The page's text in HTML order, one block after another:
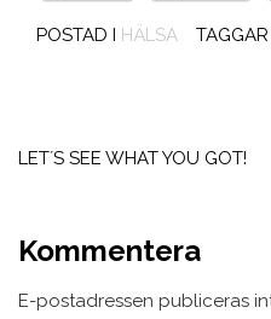
POSTAD I HÄLSA TAGGAR
LET´S SEE WHAT YOU GOT!
Kommentera
E-postadressen publiceras